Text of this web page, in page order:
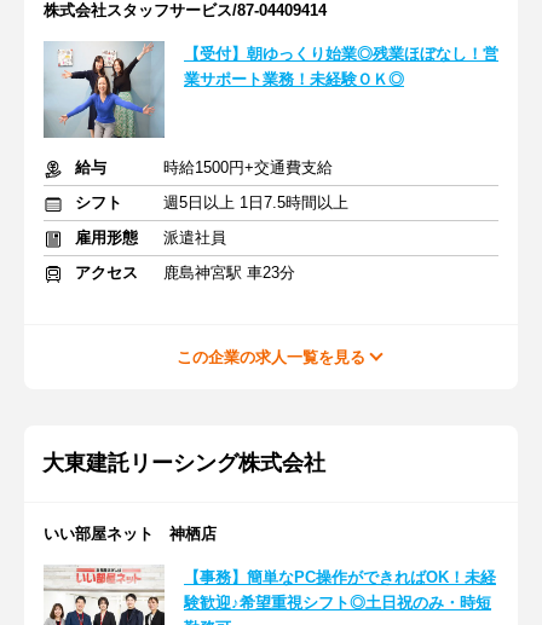
株式会社スタッフサービス/87-04409414
【受付】朝ゆっくり始業◎残業ほぼなし！営
業サポート業務！未経験ＯＫ◎
給与
時給1500円+交通費支給
シフト
週5日以上 1日7.5時間以上
雇用形態
派遣社員
アクセス
鹿島神宮駅 車23分
この企業の求人一覧を見る
大東建託リーシング株式会社
いい部屋ネット 神栖店
【事務】簡単なPC操作ができればOK！未経
験歓迎♪希望重視シフト◎土日祝のみ・時短